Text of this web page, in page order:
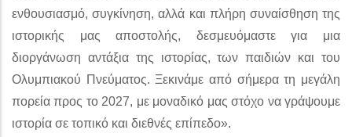
ενθουσιασμό, συγκίνηση, αλλά και πλήρη συναίσθηση της
ιστορικής μας αποστολής, δεσμευόμαστε για μια
διοργάνωση αντάξια της ιστορίας, των παιδιών και του
Ολυμπιακού Πνεύματος. Ξεκινάμε από σήμερα τη μεγάλη
πορεία προς το 2027, με μοναδικό μας στόχο να γράψουμε
ιστορία σε τοπικό και διεθνές επίπεδο».